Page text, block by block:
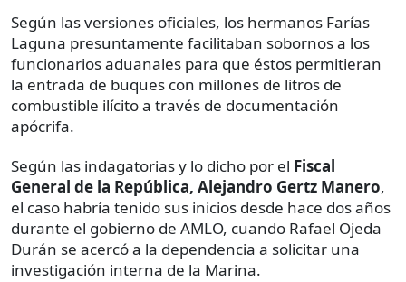
Según las versiones oficiales, los hermanos Farías
Laguna presuntamente facilitaban sobornos a los
funcionarios aduanales para que éstos permitieran
la entrada de buques con millones de litros de
combustible ilícito a través de documentación
apócrifa.
Según las indagatorias y lo dicho por el Fiscal
General de la República, Alejandro Gertz Manero,
el caso habría tenido sus inicios desde hace dos años
durante el gobierno de AMLO, cuando Rafael Ojeda
Durán se acercó a la dependencia a solicitar una
investigación interna de la Marina.